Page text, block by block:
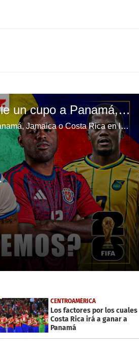
¿Tiene Honduras cómo pelearle un cupo a Panamá, Jamaica y Costa Rica en el Mundial?
Honduras se enfrentará, eventualmente, a Panamá, Jamaica o Costa Rica en la fase definitoria para la clasificación rumbo al Mundial United 2026. Tras las actuaciones de esos tres países en la Copa América 2024, ¿tiene la Bicolor de Reinaldo Rueda con qué pelear el pase?
CENTROAMÉRICA
Los factores por los cuales
Costa Rica irá a ganar a
Panamá